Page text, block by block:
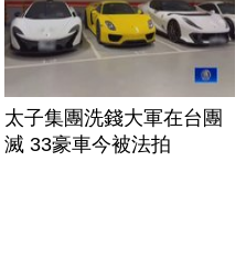
太子集團洗錢大軍在台團
滅 33豪車今被法拍